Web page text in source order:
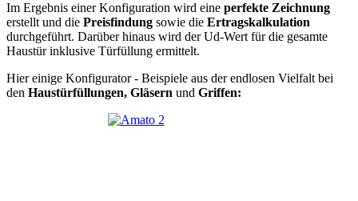
Im Ergebnis einer Konfiguration wird eine perfekte Zeichnung
erstellt und die Preisfindung sowie die Ertragskalkulation
durchgeführt. Darüber hinaus wird der Ud-Wert für die gesamte
Haustür inklusive Türfüllung ermittelt.
Hier einige Konfigurator - Beispiele aus der endlosen Vielfalt bei
den Haustürfüllungen, Gläsern und Griffen: